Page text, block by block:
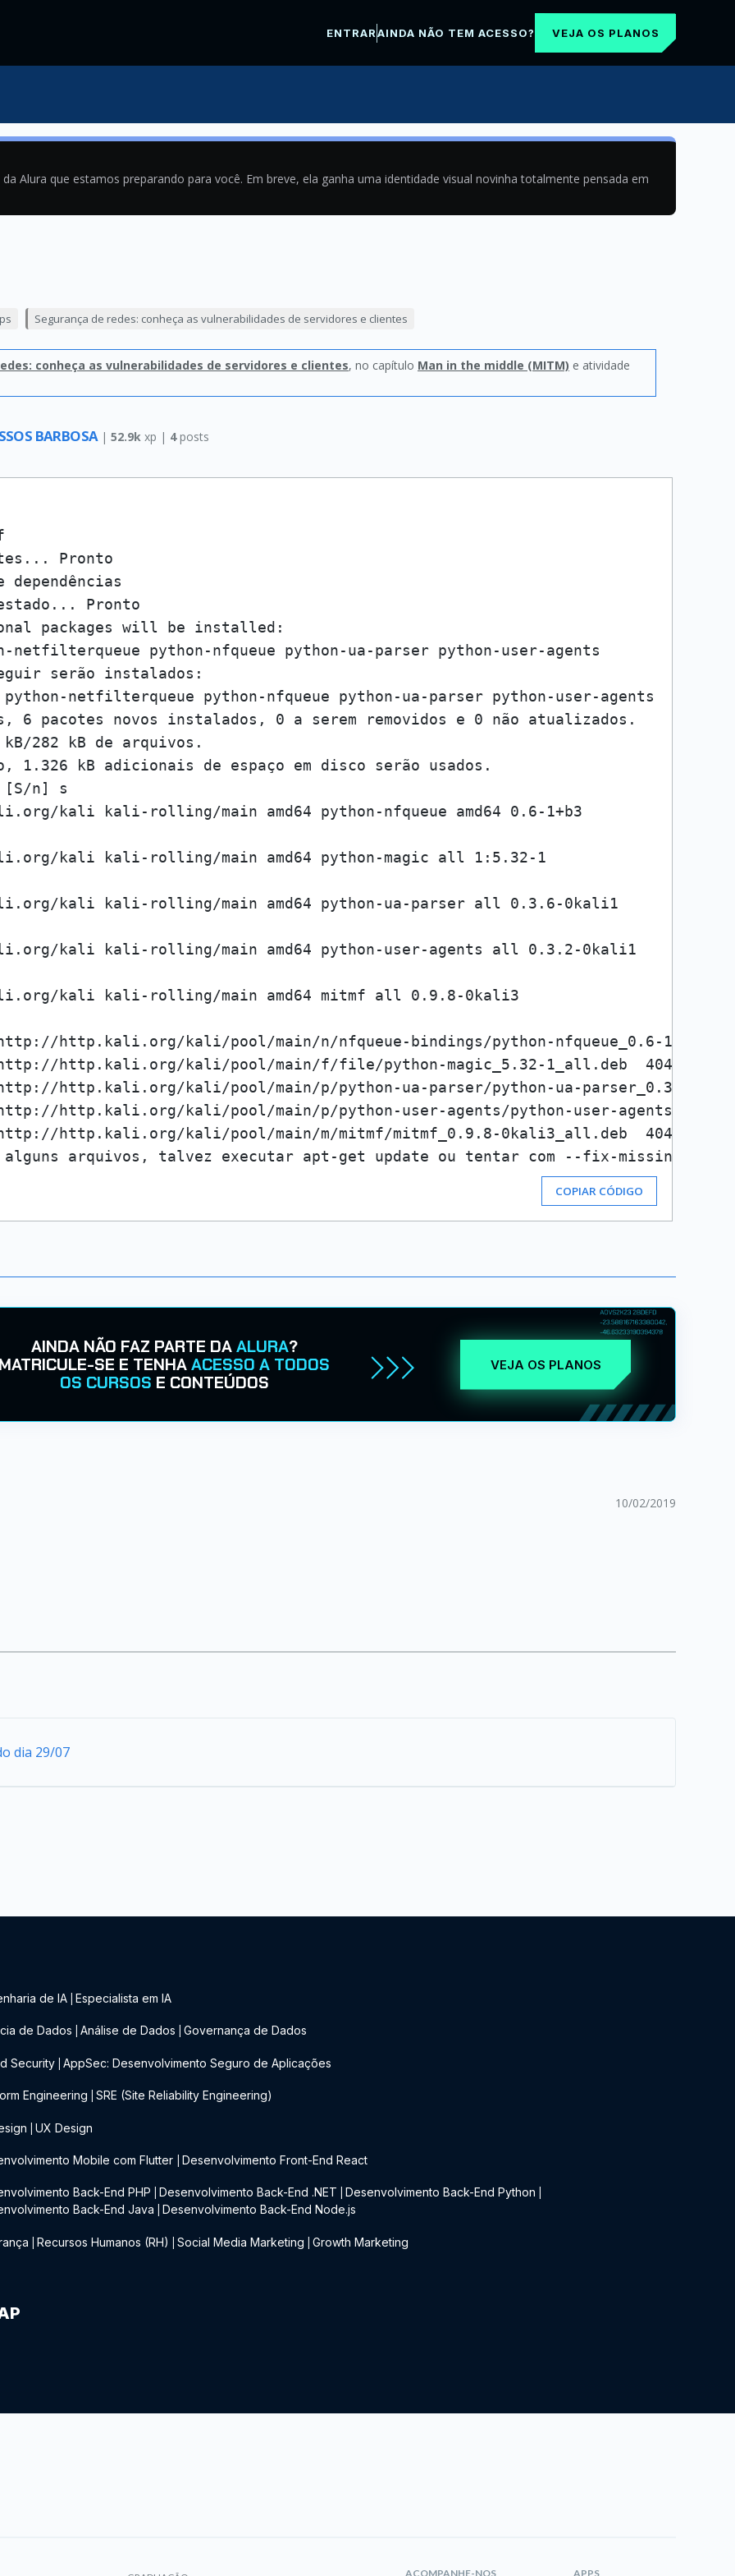
ENTRARAINDA NÃO TEM ACESSO? VEJA OS PLANOS
Alura que estamos preparando para você. Em breve, ela ganha uma identidade visual novinha totalmente pensada em
Segurança de redes: conheça as vulnerabilidades de servidores e clientes
conheça as vulnerabilidades de servidores e clientes, no capítulo Man in the middle (MITM) e atividade
BARBOSA | 52.9k xp | 4posts
Pronto
de dependências
Pronto
packages will be installed:
netfilterqueue python-nfqueue python-ua-parser python-user-agents
serão instalados:
netfilterqueue python-nfqueue python-ua-parser python-user-agents
6 pacotes novos instalados, 0 a serem removidos e 0 não atualizados.
282 kB de arquivos.
1.326 kB adicionais de espaço em disco serão usados.
[S/n] s
kali kali-rolling/main amd64 python-nfqueue amd64 0.6-1+b3
kali kali-rolling/main amd64 python-magic all 1:5.32-1
kali kali-rolling/main amd64 python-ua-parser all 0.3.6-0kali1
kali kali-rolling/main amd64 python-user-agents all 0.3.2-0kali1
kali kali-rolling/main amd64 mitmf all 0.9.8-0kali3
http.kali.org/kali/pool/main/n/nfqueue-bindings/python-nfqueue_0.6-
http.kali.org/kali/pool/main/f/file/python-magic_5.32-1_all.deb  404  Not
http.kali.org/kali/pool/main/p/python-ua-parser/python-ua-parser_0.3.6-
http.kali.org/kali/pool/main/p/python-user-agents/python-user-
http.kali.org/kali/pool/main/m/mitmf/mitmf_0.9.8-0kali3_all.deb  404  Not
COPIAR CÓDIGO
AINDA NÃO FAZ PARTE DAALURA?
SE E TENHAACESSO A TODOS
OS CURSOS E CONTEÚDOS
VEJA OS PLANOS
10/02/2019
dia 29/07
de IA Especialista em IA
de Dados Análise de Dados Governança de Dados
Security AppSec: Desenvolvimento Seguro de Aplicações
Engineering SRE (Site Reliability Engineering)
UX Design
Mobile com Flutter Desenvolvimento Front-End React
Back-End PHP Desenvolvimento Back-End .NET Desenvolvimento Back-End Python
Back-End Java Desenvolvimento Back-End Node.js
Recursos Humanos (RH) Social Media Marketing Growth Marketing
ACOMPANHE-NOS APPS